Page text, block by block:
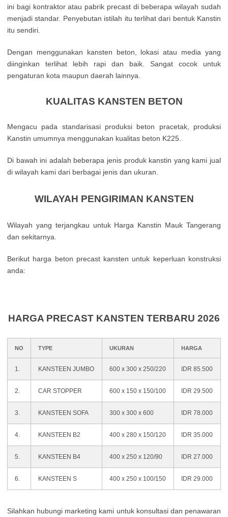
ini bagi kontraktor atau pabrik precast di beberapa wilayah sudah
menjadi standar. Penyebutan istilah itu terlihat dari bentuk Kanstin
itu sendiri.
Dengan menggunakan kansten beton, lokasi atau media yang
diinginkan terlihat lebih rapi dan baik. Sangat cocok untuk
pengaturan kota maupun daerah lainnya.
KUALITAS KANSTEN BETON
Mengacu pada standarisasi produksi beton pracetak, produksi
Kanstin umumnya menggunakan kualitas beton K225.
Di bawah ini adalah beberapa jenis produk kanstin yang kami jual
di wilayah kami dari berbagai jenis dan ukuran.
WILAYAH PENGIRIMAN KANSTEN
Wilayah yang terjangkau untuk Harga Kanstin Mauk Tangerang
dan sekitarnya.
Berikut harga beton precast kansten untuk keperluan konstruksi
anda:
HARGA PRECAST KANSTEN TERBARU 2026
NO TYPE UKURAN HARGA
1. KANSTEEN JUMBO 600 x 300 x 250/220 IDR 85.500
2. CAR STOPPER 600 x 150 x 150/100 IDR 29.500
3. KANSTEEN SOFA 300 x 300 x 600 IDR 78.000
4. KANSTEEN B2 400 x 280 x 150/120 IDR 35.000
5. KANSTEEN B4 400 x 250 x 120/90 IDR 27.000
6. KANSTEEN S 400 x 250 x 100/150 IDR 29.000
Silahkan hubungi marketing kami untuk konsultasi dan penawaran